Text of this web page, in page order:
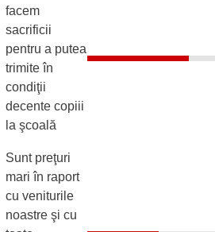
facem
sacrificii
pentru a putea
trimite în
condiţii
decente copiii
la şcoală
Sunt preţuri
mari în raport
cu veniturile
noastre şi cu